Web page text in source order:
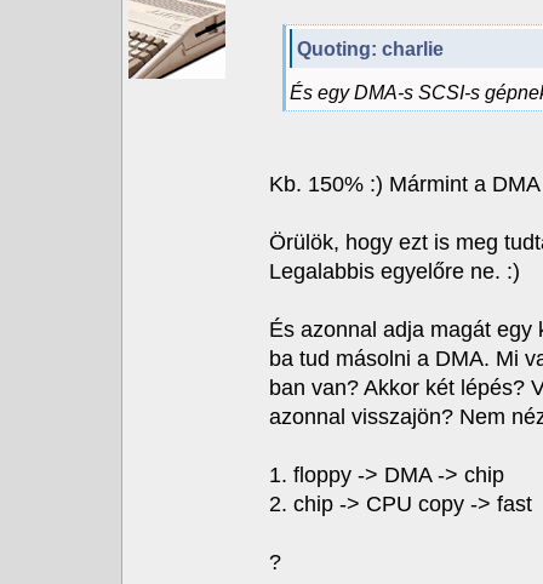
Quoting: charlie
És egy DMA-s SCSI-s
Kb. 150% :) Mármint a
Örülök, hogy ezt is meg
Legalabbis egyelőre ne. :)
És azonnal adja magát egy
ba tud másolni a DMA. Mi
ban van? Akkor két lépés?
azonnal visszajön? Nem
1. floppy -> DMA -> chip
2. chip -> CPU copy -> fast
?